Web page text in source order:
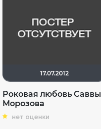
17.07.2012
Роковая любовь Саввы
Морозова
нет оценки